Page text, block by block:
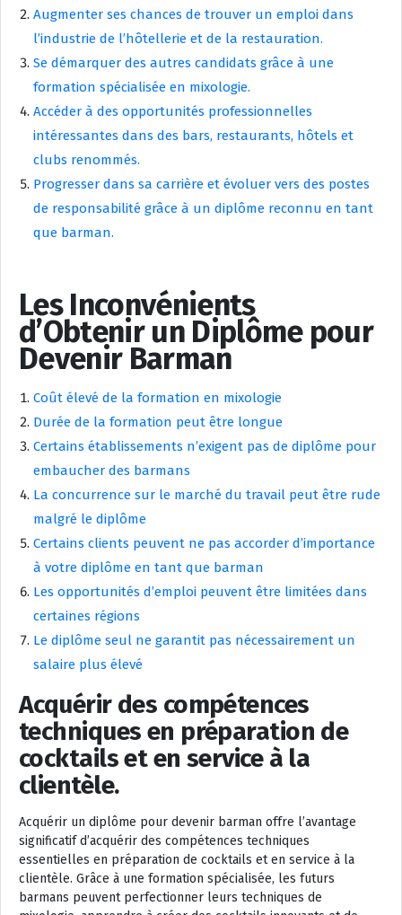
Augmenter ses chances de trouver un emploi dans
l’industrie de l’hôtellerie et de la restauration.
Se démarquer des autres candidats grâce à une
formation spécialisée en mixologie.
Accéder à des opportunités professionnelles
intéressantes dans des bars, restaurants, hôtels et
clubs renommés.
Progresser dans sa carrière et évoluer vers des postes
de responsabilité grâce à un diplôme reconnu en tant
que barman.
Les Inconvénients
d’Obtenir un Diplôme pour
Devenir Barman
Coût élevé de la formation en mixologie
Durée de la formation peut être longue
Certains établissements n’exigent pas de diplôme pour
embaucher des barmans
La concurrence sur le marché du travail peut être rude
malgré le diplôme
Certains clients peuvent ne pas accorder d’importance
à votre diplôme en tant que barman
Les opportunités d’emploi peuvent être limitées dans
certaines régions
Le diplôme seul ne garantit pas nécessairement un
salaire plus élevé
Acquérir des compétences
techniques en préparation de
cocktails et en service à la
clientèle.
Acquérir un diplôme pour devenir barman offre l’avantage
significatif d’acquérir des compétences techniques
essentielles en préparation de cocktails et en service à la
clientèle. Grâce à une formation spécialisée, les futurs
barmans peuvent perfectionner leurs techniques de